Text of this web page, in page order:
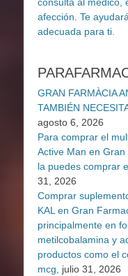
GRAN FARMÀCIA
TAMBIÉN
agosto 6, 2026
Para comprar el
Active Man en
la puedes comprar
31, 2026
Comprar
KAL en Gran
principalmente en
metilcobalamina y
productos como el
mcg,
julio 31, 2026